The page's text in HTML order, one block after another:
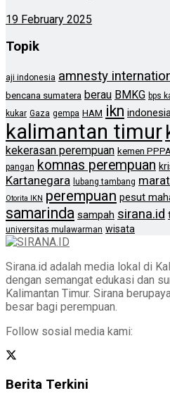
19 February 2025
Topik
aji indonesia amnesty
bencana sumatera berau BMKG bps
kukar Gaza gempa HAM ikn
kalimantan timur
kekerasan perempuan kemen
pangan komnas perempuan
Kartanegara lubang tambang
Otorita IKN perempuan pesut
samarinda sampah sirana.id
universitas mulawarman wisata
Sirana.id adalah media lokal di
dengan semangat edukasi dan
Kalimantan Timur. Sirana
besar bagi perempuan.
Follow sosial media kami:
Berita Terkini